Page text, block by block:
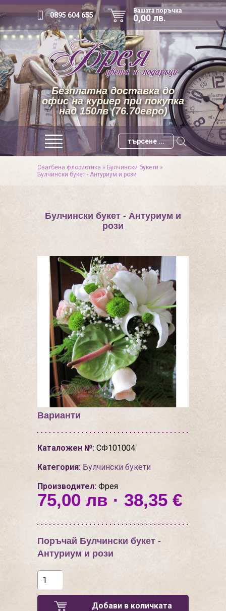
0895 604 655
Вашата поръчка
0,00 лв.
Безплатна доставка до
офис на куриер при покупка
над 150лв (76.70евро)
Сватбена флористика » Булчински букети »
Булчински букет - Антуриум и рози
Булчински букет - Антуриум и
рози
Варианти
Каталожен №: СФ101004
Категория: Булчински букети
Производител: Фрея
75,00 лв · 38,35 €
Поръчай Булчински букет -
Антуриум и рози
Добави в количката